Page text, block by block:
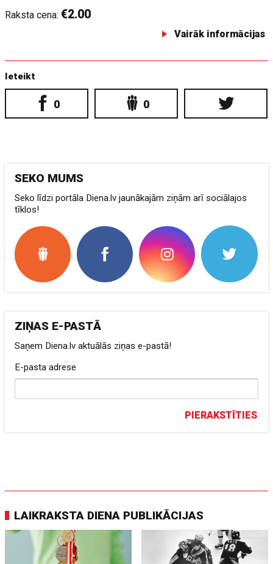
Raksta cena:€2.00
Vairāk informācijas
Ieteikt
0 0
SEKO MUMS
Seko līdzi portāla Diena.lv jaunākajām ziņām arī sociālajos
tīklos!
ZIŅAS E-PASTĀ
Saņem Diena.lv aktuālās ziņas e-pastā!
E-pasta adrese
PIERAKSTĪTIES
LAIKRAKSTA DIENA PUBLIKĀCIJAS